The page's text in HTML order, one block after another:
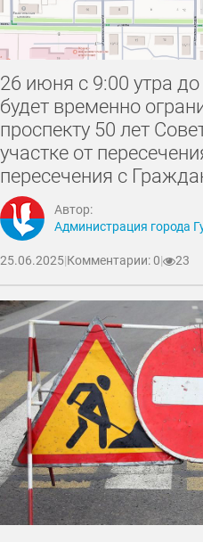
26 июня с 9:00 утра
будет временно
проспекту 50 лет
участке от
пересечения с
Автор:
Администрация города
25.06.2025|Комментарии: 0| 23